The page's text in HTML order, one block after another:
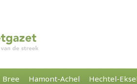
Bree Hamont-Achel Hechtel-